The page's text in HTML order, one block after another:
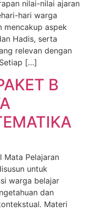
nilai-nilai ajaran
hari warga
mencakup aspek
Hadis, serta
relevan dengan
[…]
B
Mata Pelajaran
untuk
warga belajar
dan
Materi